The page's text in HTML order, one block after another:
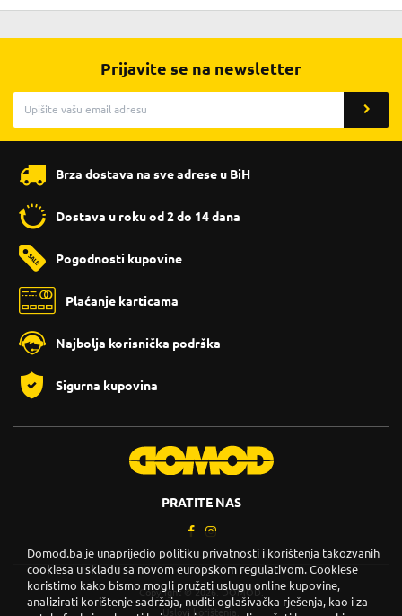
Prijavite se na newsletter
Brza dostava na sve adrese u BiH
Dostava u roku od 2 do 14 dana
Pogodnosti kupovine
Plaćanje karticama
Najbolja korisnička podrška
Sigurna kupovina
PRATITE NAS
Copyright © 2026. DOMOD.
Uslovi korištenja
Domod.ba je unaprijedio politiku privatnosti i korištenja takozvanih
cookiesa u skladu sa novom europskom regulativom. Cookiese
koristimo kako bismo mogli pružati uslugu online kupovine,
analizirati korištenje sadržaja, nuditi oglašivačka rješenja, kao i za